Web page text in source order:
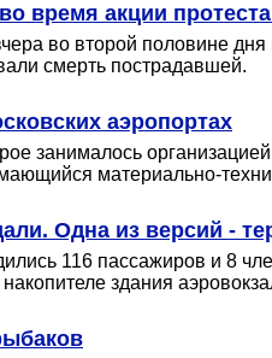
время акции
во второй половине
смерть пострадавшей.
аэропортах
занималось
материально-
Одна из версий -
116 пассажиров и 8
здания